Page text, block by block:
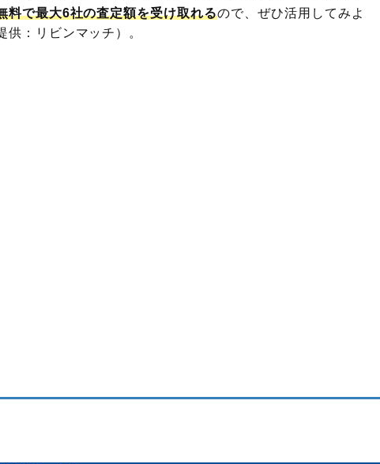
料で最大6社の査定額を受け取れるので、ぜひ活用してみよ
供：リビンマッチ）。